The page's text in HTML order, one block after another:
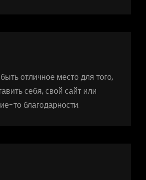
отличное место для того,
себя, свой сайт или
то благодарности.